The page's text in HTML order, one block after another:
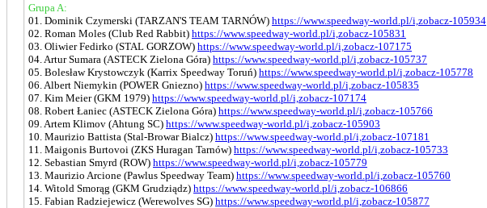
Grupa A:
01. Dominik Czymerski (TARZAN'S TEAM TARNÓW) https://www.speedway-world.pl/i,zobacz-105934
02. Roman Moles (Club Red Rabbit) https://www.speedway-world.pl/i,zobacz-105831
03. Oliwier Fedirko (STAL GORZOW) https://www.speedway-world.pl/i,zobacz-107175
04. Artur Sumara (ASTECK Zielona Góra) https://www.speedway-world.pl/i,zobacz-105737
05. Bolesław Krystowczyk (Karrix Speedway Toruń) https://www.speedway-world.pl/i,zobacz-105778
06. Albert Niemykin (POWER Gniezno) https://www.speedway-world.pl/i,zobacz-105835
07. Kim Meier (GKM 1979) https://www.speedway-world.pl/i,zobacz-107174
08. Robert Łaniec (ASTECK Zielona Góra) https://www.speedway-world.pl/i,zobacz-105766
09. Artem Klimov (Ahtung SC) https://www.speedway-world.pl/i,zobacz-105903
10. Maurizio Battista (Stal-Browar Bialcz) https://www.speedway-world.pl/i,zobacz-107181
11. Maigonis Burtovoi (ZKS Huragan Tarnów) https://www.speedway-world.pl/i,zobacz-105733
12. Sebastian Smyrd (ROW) https://www.speedway-world.pl/i,zobacz-105779
13. Maurizio Arcione (Pawlus Speedway Team) https://www.speedway-world.pl/i,zobacz-105760
14. Witold Smorąg (GKM Grudziądz) https://www.speedway-world.pl/i,zobacz-106866
15. Fabian Radziejewicz (Werewolves SG) https://www.speedway-world.pl/i,zobacz-105877